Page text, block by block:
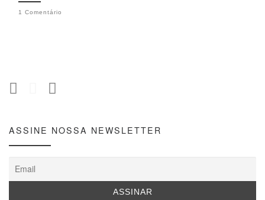
1 Comentário
ASSINE NOSSA NEWSLETTER